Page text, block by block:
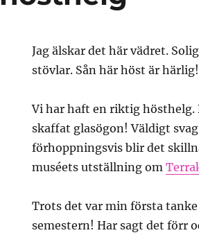
Jag älskar det här vädret.
stövlar. Sån här höst är härlig!
Vi har haft en riktig
skaffat glasögon! Väldigt
förhoppningsvis blir det
muséets utställning om
Trots det var min första
semestern! Har sagt det förr